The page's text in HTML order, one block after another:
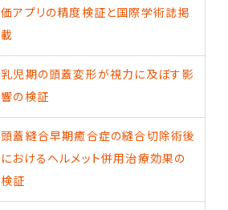
価アプリの精度検証と国際学術誌掲
載
乳児期の頭蓋変形が視力に及ぼす影
響の検証
頭蓋縫合早期癒合症の縫合切除術後
におけるヘルメット併用治療効果の
検証